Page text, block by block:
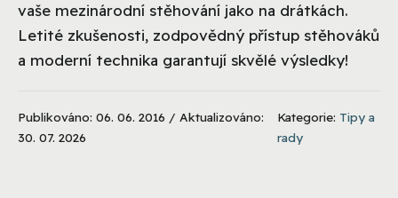
vaše mezinárodní stěhování jako na drátkách.
Letité zkušenosti, zodpovědný přístup stěhováků
a moderní technika garantují skvělé výsledky!
Publikováno: 06. 06. 2016 / Aktualizováno:
30. 07. 2026
Kategorie: Tipy a
rady